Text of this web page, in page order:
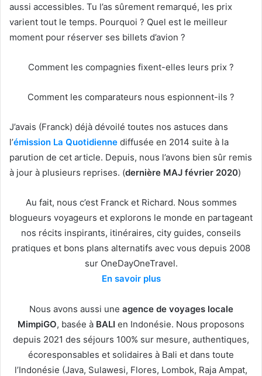
aussi accessibles. Tu l’as sûrement remarqué, les prix
varient tout le temps. Pourquoi ? Quel est le meilleur
moment pour réserver ses billets d’avion ?
Comment les compagnies fixent-elles leurs prix ?
Comment les comparateurs nous espionnent-ils ?
J’avais (Franck) déjà dévoilé toutes nos astuces dans
l’émission La Quotidienne diffusée en 2014 suite à la
parution de cet article. Depuis, nous l’avons bien sûr remis
à jour à plusieurs reprises. (dernière MAJ février 2020)
Au fait, nous c’est Franck et Richard. Nous sommes
blogueurs voyageurs et explorons le monde en partageant
nos récits inspirants, itinéraires, city guides, conseils
pratiques et bons plans alternatifs avec vous depuis 2008
sur OneDayOneTravel.
En savoir plus
Nous avons aussi une agence de voyages locale
MimpiGO, basée à BALI en Indonésie. Nous proposons
depuis 2021 des séjours 100% sur mesure, authentiques,
écoresponsables et solidaires à Bali et dans toute
l’Indonésie (Java, Sulawesi, Flores, Lombok, Raja Ampat,